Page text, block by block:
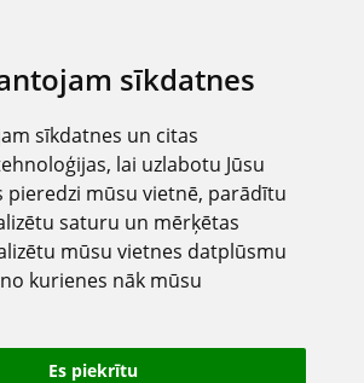
sīkdatnes
sīkdatnes un citas
lai uzlabotu Jūsu
pieredzi mūsu vietnē, parādītu
saturu un mērķētas
mūsu vietnes datplūsmu
kurienes nāk mūsu
Es piekrītu